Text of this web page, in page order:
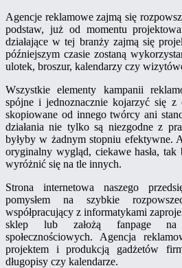
Agencje reklamowe zajmą się
podstaw, już od momentu
działające w tej branży zajmą się
późniejszym czasie zostaną
ulotek, broszur, kalendarzy czy
Wszystkie elementy kampanii
spójne i jednoznacznie kojarzyć się
skopiowane od innego twórcy ani
działania nie tylko są niezgodne z
byłyby w żadnym stopniu efektywne.
oryginalny wygląd, ciekawe hasła, tak
wyróżnić się na tle innych.
Strona internetowa naszego
pomysłem na szybkie
współpracujący z informatykami
sklep lub założą fanpage na
społecznościowych. Agencja
projektem i produkcją gadżetów
długopisy czy kalendarze.